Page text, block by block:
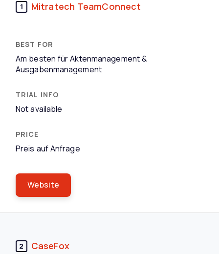
1 Mitratech TeamConnect
Am besten für Aktenmanagement &
Ausgabenmanagement
Not available
Preis auf Anfrage
Website
2 CaseFox